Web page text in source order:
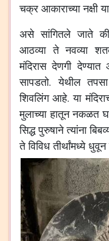
चक्र आकाराच्या नक्षी
असे सांगितले जाते
आठव्या ते नवव्या
मंदिरास देणगी
सापडतो. येथील तपसा
शिवलिंग आहे. या
मुलाच्या हातून नकळत
सिद्ध पुरुषाने त्यांना
ते विविध तीर्थांमध्ये